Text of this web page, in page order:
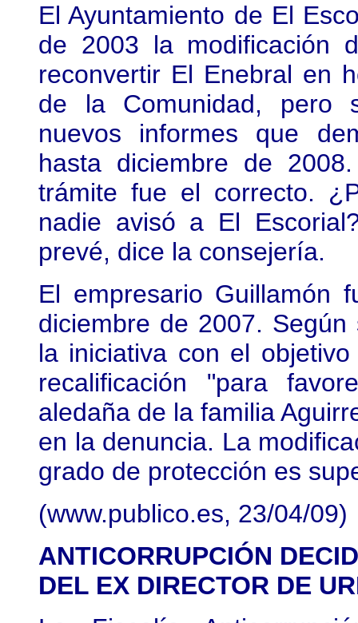
El Ayuntamiento de El
de 2003 la modificación
reconvertir El Enebral en
de la Comunidad, pero
nuevos informes que
hasta diciembre de
trámite fue el correcto.
nadie avisó a El
prevé, dice la consejería.
El empresario Guillamón
diciembre de 2007.
la iniciativa con el
recalificación "para
aledaña de la familia
en la denuncia. La
grado de protección es
(www.publico.es, 23/04/09)
ANTICORRUPCIÓN
DEL EX DIRECTOR DE